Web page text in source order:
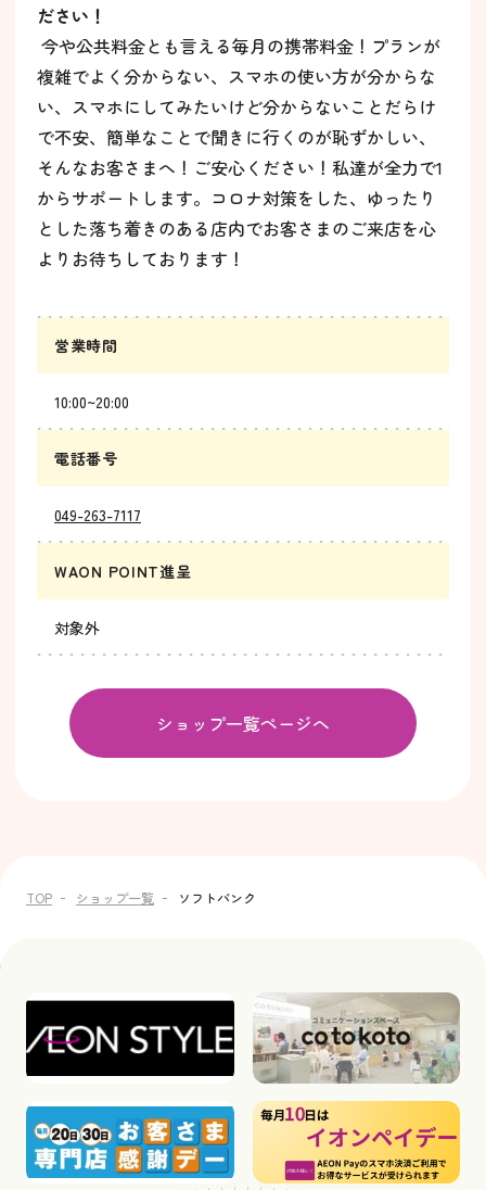
ださい！
今や公共料金とも言える毎月の携帯料金！プランが
複雑でよく分からない、スマホの使い方が分からな
い、スマホにしてみたいけど分からないことだらけ
で不安、簡単なことで聞きに行くのが恥ずかしい、
そんなお客さまへ！ご安心ください！私達が全力で1
からサポートします。コロナ対策をした、ゆったり
とした落ち着きのある店内でお客さまのご来店を心
よりお待ちしております！
営業時間
10:00~20:00
電話番号
049-263-7117
WAON POINT進呈
対象外
ショップ一覧ページへ
TOP ショップ一覧 ソフトバンク